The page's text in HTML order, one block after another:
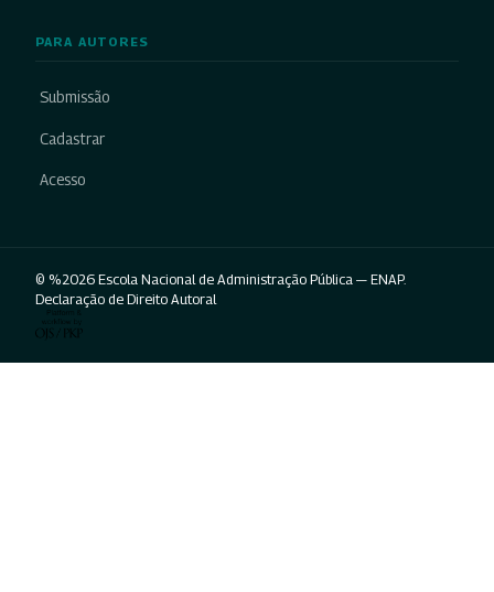
PARA AUTORES
Submissão
Cadastrar
Acesso
© %2026 Escola Nacional de Administração Pública — ENAP.
Declaração de Direito Autoral